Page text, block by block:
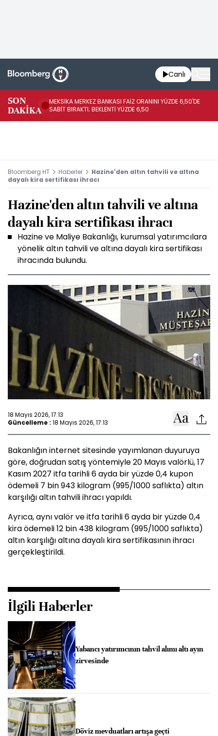
Canlı
SON
DAKİKA
MEKSİKA MERKEZ BANKASI FAİZ ORANINI YÜZDE 6,50'DE
SABİT BIRAKTI; BEKLENTİ YÜZDE 6,50
Bloomberg HT Haberler
Hazine'den altın tahvili ve altına
dayalı kira sertifikası ihracı
Hazine'den altın tahvili ve altına
dayalı kira sertifikası ihracı
Hazine ve Maliye Bakanlığı, kurumsal yatırımcılara
yönelik altın tahvili ve altına dayalı kira sertifikası
ihracında bulundu.
18 Mayıs 2026, 17:13
Güncelleme : 18 Mayıs 2026, 17:13
Bakanlığın internet sitesinde yayımlanan duyuruya
göre, doğrudan satış yöntemiyle 20 Mayıs valörlü, 17
Kasım 2027 itfa tarihli 6 ayda bir yüzde 0,4 kupon
ödemeli 7 bin 943 kilogram (995/1000 saflıkta) altın
karşılığı altın tahvili ihracı yapıldı.
Ayrıca, aynı valör ve itfa tarihli 6 ayda bir yüzde 0,4
kira ödemeli 12 bin 438 kilogram (995/1000 saflıkta)
altın karşılığı altına dayalı kira sertifikasının ihracı
gerçekleştirildi.
İlgili Haberler
Yabancı yatırımcının tahvil alımı altı ayın
zirvesinde
Döviz mevduatları artışa geçti